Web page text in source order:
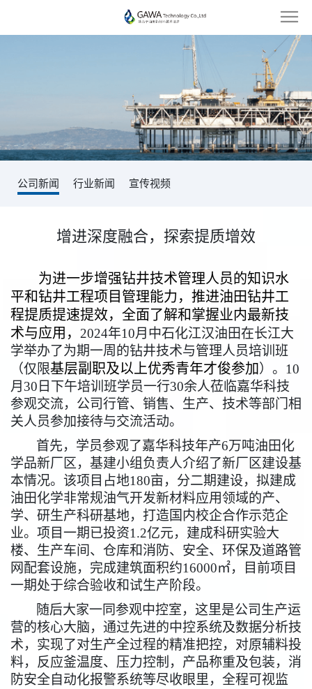
公司新闻 行业新闻 宣传视频
增进深度融合，探索提质增效
为进一步增强钻井技术管理人员的知识水
平和钻井工程项目管理能力，推进油田钻井工
程提质提速提效，全面了解和掌握业内最新技
术与应用， 2024年10月中石化江汉油田在长江大
学举办了为期一周的钻井技术与管理人员培训班
（仅限基层副职及以上优秀青年才俊参加 ）。10
月30日下午培训班学员一行30余人莅临嘉华科技
参观交流，公司行管、销售、生产、技术等部门相
关人员参加接待与交流活动。
首先，学员参观了嘉华科技年产6万吨油田化
学品新厂区，基建小组负责人介绍了新厂区建设基
本情况。该项目占地180亩，分二期建设，拟建成
油田化学非常规油气开发新材料应用领域的产、
学、研生产科研基地，打造国内校企合作示范企
业。项目一期已投资1.2亿元，建成科研实验大
楼、生产车间、仓库和消防、安全、环保及道路管
网配套设施，完成建筑面积约16000㎡，目前项目
一期处于综合验收和试生产阶段。
随后大家一同参观中控室，这里是公司生产运
营的核心大脑，通过先进的中控系统及数据分析技
术，实现了对生产全过程的精准把控，对原辅料投
料，反应釜温度、压力控制，产品称重及包装，消
防安全自动化报警系统等尽收眼里，全程可视监